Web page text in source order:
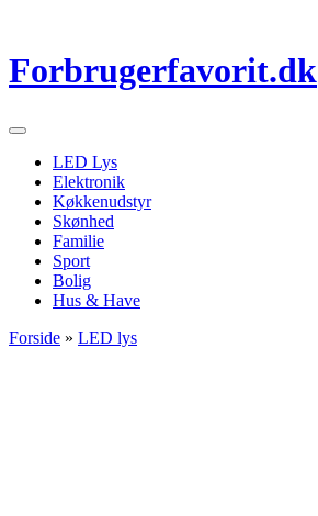
Forbrugerfavorit.dk
LED Lys
Elektronik
Køkkenudstyr
Skønhed
Familie
Sport
Bolig
Hus & Have
Forside » LED lys